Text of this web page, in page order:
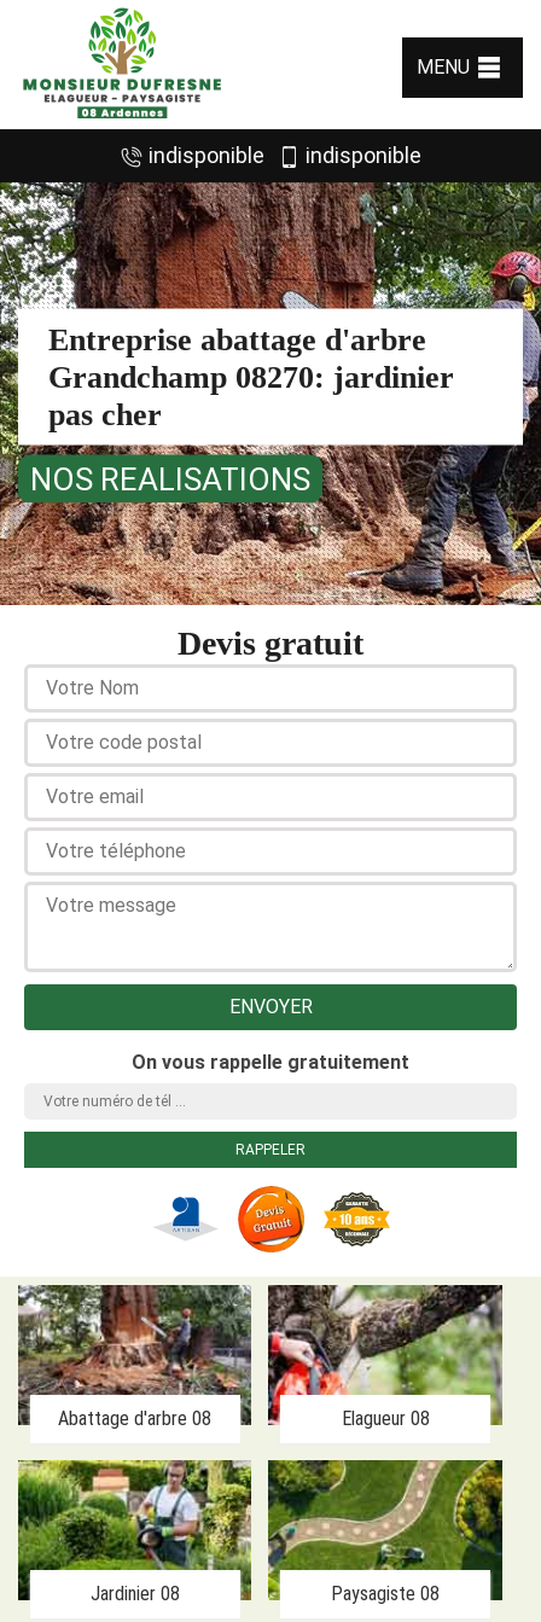
MENU
indisponible indisponible
Entreprise abattage d'arbre
Grandchamp 08270: jardinier
pas cher
NOS REALISATIONS
Devis gratuit
On vous rappelle gratuitement
Abattage d'arbre 08 Elagueur 08
Jardinier 08 Paysagiste 08